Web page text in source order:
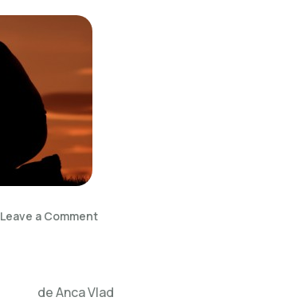
Leave a Comment
de Anca Vlad